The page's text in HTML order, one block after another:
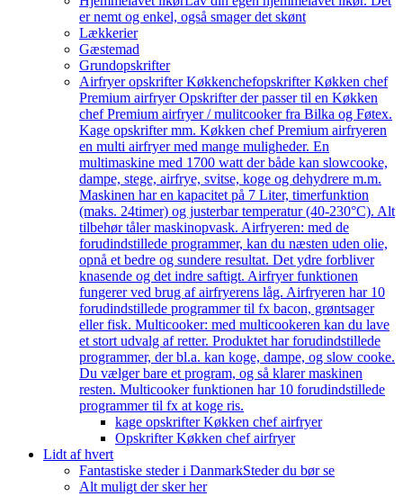
er nemt og enkel, også smager det skønt
Lækkerier
Gæstemad
Grundopskrifter
Airfryer opskrifter Køkkenchefopskrifter Køkken chef
Premium airfryer Opskrifter der passer til en Køkken
chef Premium airfryer / mulitcooker fra Bilka og Føtex.
Kage opskrifter mm. Køkken chef Premium airfryeren
en multi airfryer med mange muligheder. En
multimaskine med 1700 watt der både kan slowcooke,
dampe, stege, airfrye, svitse, koge og dehydrere m.m.
Maskinen har en kapacitet på 7 Liter, timerfunktion
(maks. 24timer) og justerbar temperatur (40-230°C). Alt
tilbehør tåler maskinopvask. Airfryeren: med de
forudindstillede programmer, kan du næsten uden olie,
opnå et bedre og sundere resultat. Det ydre forbliver
knasende og det indre saftigt. Airfryer funktionen
fungerer ved brug af airfryerens låg. Airfryeren har 10
forudindstillede programmer til fx bacon, grøntsager
eller fisk. Multicooker: med multicookeren kan du lave
et stort udvalg af retter. Produktet har forudindstillede
programmer, der bl.a. kan koge, dampe, og slow cooke.
Du vælger bare et program, og så klarer maskinen
resten. Multicooker funktionen har 10 forudindstillede
programmer til fx at koge ris.
kage opskrifter Køkken chef airfryer
Opskrifter Køkken chef airfryer
Lidt af hvert
Fantastiske steder i DanmarkSteder du bør se
Alt muligt der sker her